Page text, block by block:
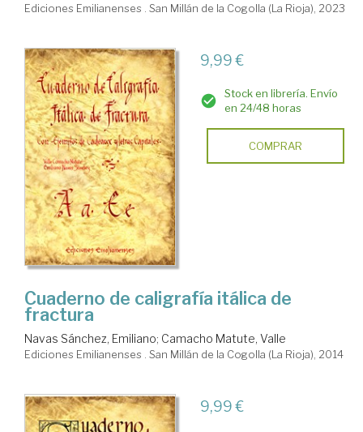
Ediciones Emilianenses . San Millán de la Cogolla (La Rioja), 2023
9,99 €
Stock en librería. Envío
en 24/48 horas
COMPRAR
Cuaderno de caligrafía itálica de
fractura
Navas Sánchez, Emiliano; Camacho Matute, Valle
Ediciones Emilianenses . San Millán de la Cogolla (La Rioja), 2014
9,99 €